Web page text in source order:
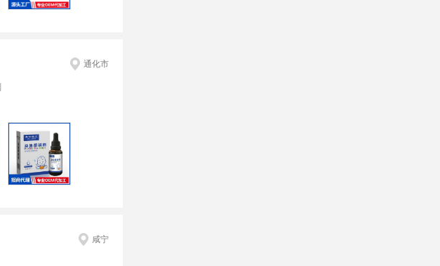
通化市
咸宁